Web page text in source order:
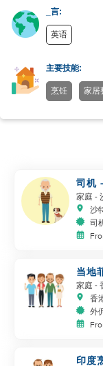
_言:
英语
主要技能:
烹饪 家居
司机
家庭 -
沙
司
当地
同事
家庭 -
香
外
印度